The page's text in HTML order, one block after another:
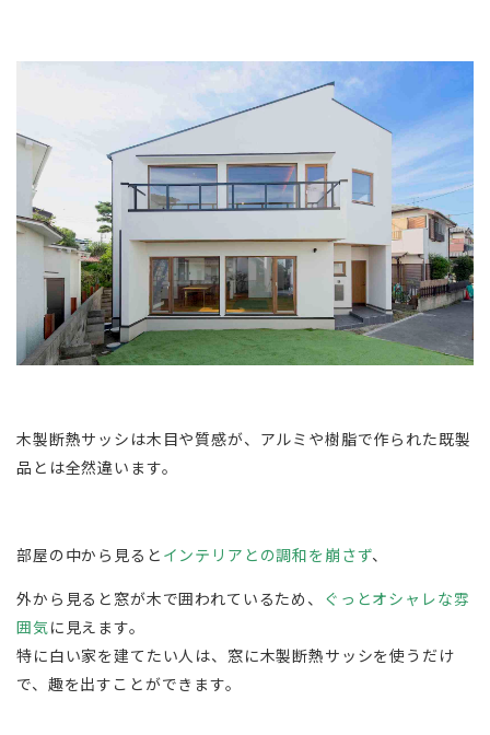
木製断熱サッシは木目や質感が、アルミや樹脂で作られた既製
品とは全然違います。
部屋の中から見ると インテリアとの調和を崩さず、
外から見ると窓が木で囲われているため、 ぐっとオシャレな雰
囲気に見えます。
特に白い家を建てたい人は、窓に木製断熱サッシを使うだけ
で、趣を出すことができます。